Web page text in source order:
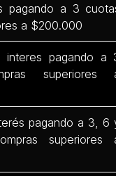
pagando a 3
a $200.000
interes pagando a
superiores
pagando a 3, 6
superiores